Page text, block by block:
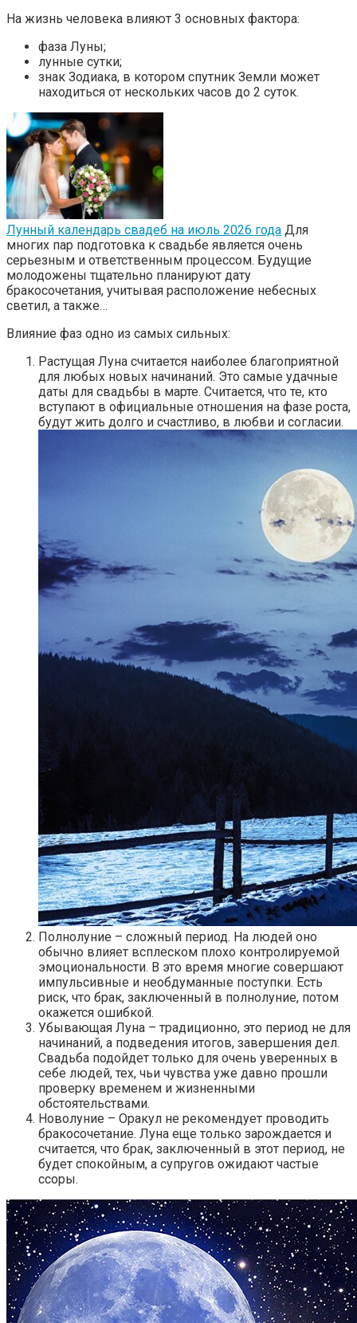
На жизнь человека влияют 3 основных фактора:
фаза Луны;
лунные сутки;
знак Зодиака, в котором спутник Земли может
находиться от нескольких часов до 2 суток.
Лунный календарь свадеб на июль 2026 года Для
многих пар подготовка к свадьбе является очень
серьезным и ответственным процессом. Будущие
молодожены тщательно планируют дату
бракосочетания, учитывая расположение небесных
светил, а также…
Влияние фаз одно из самых сильных:
Растущая Луна считается наиболее благоприятной
для любых новых начинаний. Это самые удачные
даты для свадьбы в марте. Считается, что те, кто
вступают в официальные отношения на фазе роста,
будут жить долго и счастливо, в любви и согласии.
Полнолуние – сложный период. На людей оно
обычно влияет всплеском плохо контролируемой
эмоциональности. В это время многие совершают
импульсивные и необдуманные поступки. Есть
риск, что брак, заключенный в полнолуние, потом
окажется ошибкой.
Убывающая Луна – традиционно, это период не для
начинаний, а подведения итогов, завершения дел.
Свадьба подойдет только для очень уверенных в
себе людей, тех, чьи чувства уже давно прошли
проверку временем и жизненными
обстоятельствами.
Новолуние – Оракул не рекомендует проводить
бракосочетание. Луна еще только зарождается и
считается, что брак, заключенный в этот период, не
будет спокойным, а супругов ожидают частые
ссоры.